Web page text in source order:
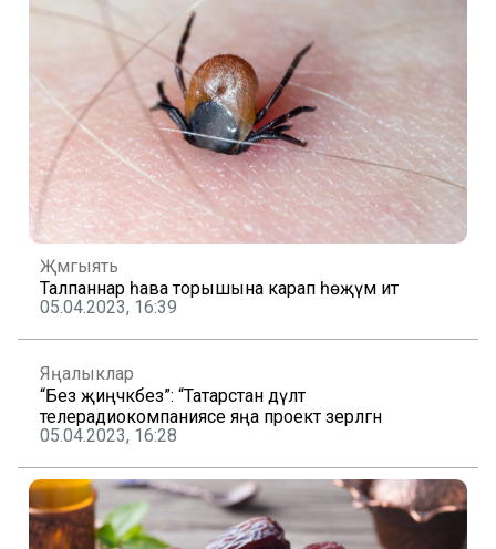
Җәмгыять
Талпаннар һава торышына карап һөҗүм итә
05.04.2023, 16:39
Яңалыклар
“Без җиңәчәкбез”: “Татарстан дәүләт
телерадиокомпаниясе яңа проект әзерләгән
05.04.2023, 16:28